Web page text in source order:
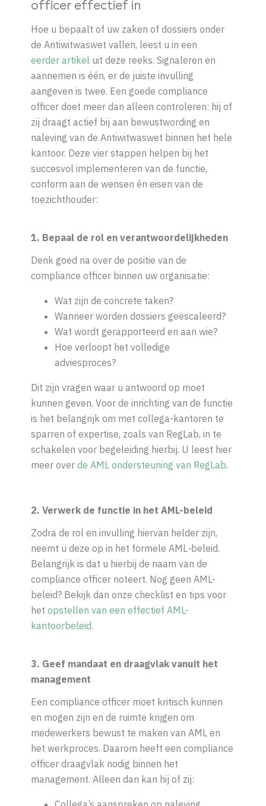
officer effectief in
Hoe u bepaalt of uw zaken of dossiers onder
de Antiwitwaswet vallen, leest u in een
eerder artikel uit deze reeks. Signaleren en
aannemen is één, er de juiste invulling
aangeven is twee. Een goede compliance
officer doet meer dan alleen controleren: hij of
zij draagt actief bij aan bewustwording en
naleving van de Antiwitwaswet binnen het hele
kantoor. Deze vier stappen helpen bij het
succesvol implementeren van de functie,
conform aan de wensen én eisen van de
toezichthouder:
1. Bepaal de rol en verantwoordelijkheden
Denk goed na over de positie van de
compliance officer binnen uw organisatie:
Wat zijn de concrete taken?
Wanneer worden dossiers geëscaleerd?
Wat wordt gerapporteerd en aan wie?
Hoe verloopt het volledige
adviesproces?
Dit zijn vragen waar u antwoord op moet
kunnen geven. Voor de inrichting van de functie
is het belangrijk om met collega-kantoren te
sparren of expertise, zoals van RegLab, in te
schakelen voor begeleiding hierbij. U leest hier
meer over de AML ondersteuning van RegLab.
2. Verwerk de functie in het AML-beleid
Zodra de rol en invulling hiervan helder zijn,
neemt u deze op in het formele AML-beleid.
Belangrijk is dat u hierbij de naam van de
compliance officer noteert. Nog geen AML-
beleid? Bekijk dan onze checklist en tips voor
het opstellen van een effectief AML-
kantoorbeleid.
3. Geef mandaat en draagvlak vanuit het
management
Een compliance officer moet kritisch kunnen
en mogen zijn en de ruimte krijgen om
medewerkers bewust te maken van AML en
het werkproces. Daarom heeft een compliance
officer draagvlak nodig binnen het
management. Alleen dan kan hij of zij: